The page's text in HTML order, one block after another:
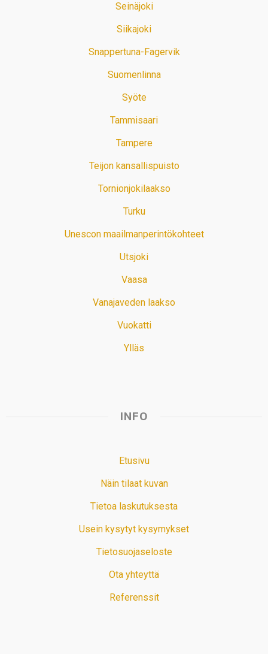
Seinäjoki
Siikajoki
Snappertuna-Fagervik
Suomenlinna
Syöte
Tammisaari
Tampere
Teijon kansallispuisto
Tornionjokilaakso
Turku
Unescon maailmanperintökohteet
Utsjoki
Vaasa
Vanajaveden laakso
Vuokatti
Ylläs
INFO
Etusivu
Näin tilaat kuvan
Tietoa laskutuksesta
Usein kysytyt kysymykset
Tietosuojaseloste
Ota yhteyttä
Referenssit